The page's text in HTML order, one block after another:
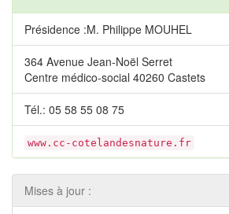
Présidence :M. Philippe MOUHEL
364 Avenue Jean-Noël Serret
Centre médico-social 40260 Castets
Tél.: 05 58 55 08 75
www.cc-cotelandesnature.fr
Mises à jour :